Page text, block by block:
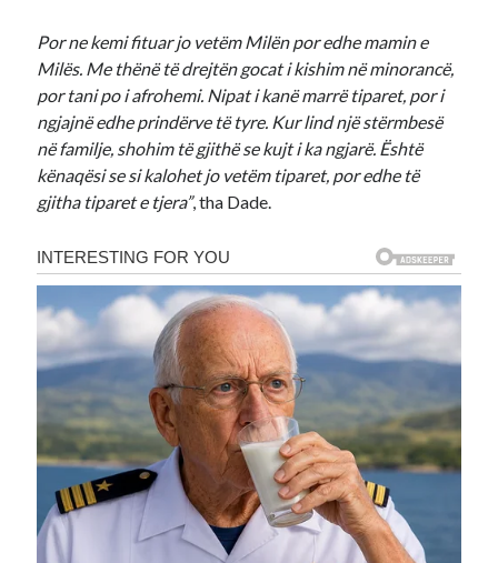
Por ne kemi fituar jo vetëm Milën por edhe mamin e
Milës. Me thënë të drejtën gocat i kishim në minorancë,
por tani po i afrohemi. Nipat i kanë marrë tiparet, por i
ngjajnë edhe prindërve të tyre. Kur lind një stërmbesë
në familje, shohim të gjithë se kujt i ka ngjarë. Është
kënaqësi se si kalohet jo vetëm tiparet, por edhe të
gjitha tiparet e tjera”, tha Dade.